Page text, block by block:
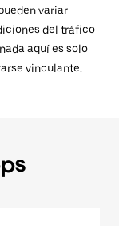
variar
del tráfico
aquí es solo
vinculante.